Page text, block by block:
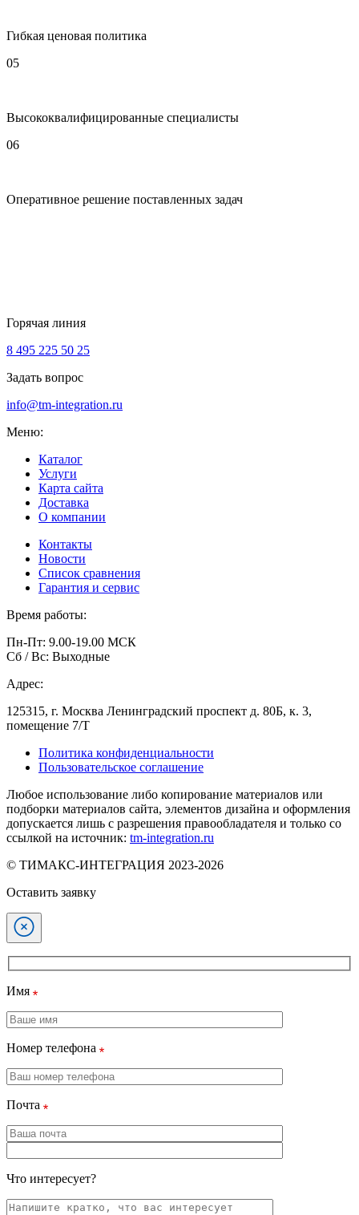
Гибкая ценовая политика
05
Высококвалифицированные специалисты
06
Оперативное решение поставленных задач
Горячая линия
8 495 225 50 25
Задать вопрос
info@tm-integration.ru
Меню:
Каталог
Услуги
Карта сайта
Доставка
О компании
Контакты
Новости
Список сравнения
Гарантия и сервис
Время работы:
Пн-Пт: 9.00-19.00 МСК
Сб / Вс: Выходные
Адрес:
125315, г. Москва Ленинградский проспект д. 80Б, к. 3,
помещение 7/Т
Политика конфиденциальности
Пользовательское соглашение
Любое использование либо копирование материалов или
подборки материалов сайта, элементов дизайна и оформления
допускается лишь с разрешения правообладателя и только со
ссылкой на источник: tm-integration.ru
© ТИМАКС-ИНТЕГРАЦИЯ 2023-2026
Оставить заявку
Имя
Номер телефона
Почта
Что интересует?